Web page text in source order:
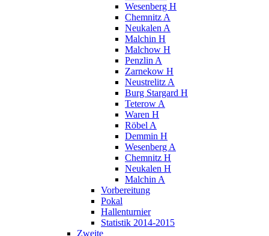
Wesenberg H
Chemnitz A
Neukalen A
Malchin H
Malchow H
Penzlin A
Zarnekow H
Neustrelitz A
Burg Stargard H
Teterow A
Waren H
Röbel A
Demmin H
Wesenberg A
Chemnitz H
Neukalen H
Malchin A
Vorbereitung
Pokal
Hallenturnier
Statistik 2014-2015
Zweite